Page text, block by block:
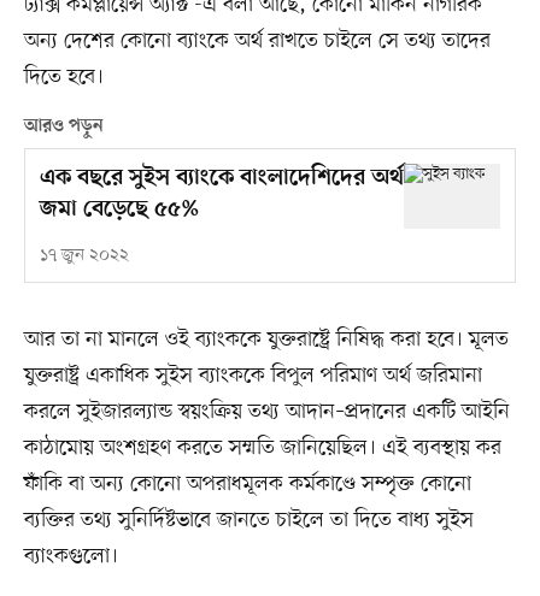
অন্য দেশের কোনো ব্যাংকে অর্থ রাখতে চাইলে সে তথ্য তাদের
দিতে হবে।
আরও পড়ুন
এক বছরে সুইস ব্যাংকে বাংলাদেশিদের অর্থ
জমা বেড়েছে ৫৫%
১৭ জুন ২০২২
আর তা না মানলে ওই ব্যাংককে যুক্তরাষ্ট্রে নিষিদ্ধ করা হবে। মূলত
যুক্তরাষ্ট্র একাধিক সুইস ব্যাংককে বিপুল পরিমাণ অর্থ জরিমানা
করলে সুইজারল্যান্ড স্বয়ংক্রিয় তথ্য আদান–প্রদানের একটি আইনি
কাঠামোয় অংশগ্রহণ করতে সম্মতি জানিয়েছিল। এই ব্যবস্থায় কর
ফাঁকি বা অন্য কোনো অপরাধমূলক কর্মকাণ্ডে সম্পৃক্ত কোনো
ব্যক্তির তথ্য সুনির্দিষ্টভাবে জানতে চাইলে তা দিতে বাধ্য সুইস
ব্যাংকগুলো।